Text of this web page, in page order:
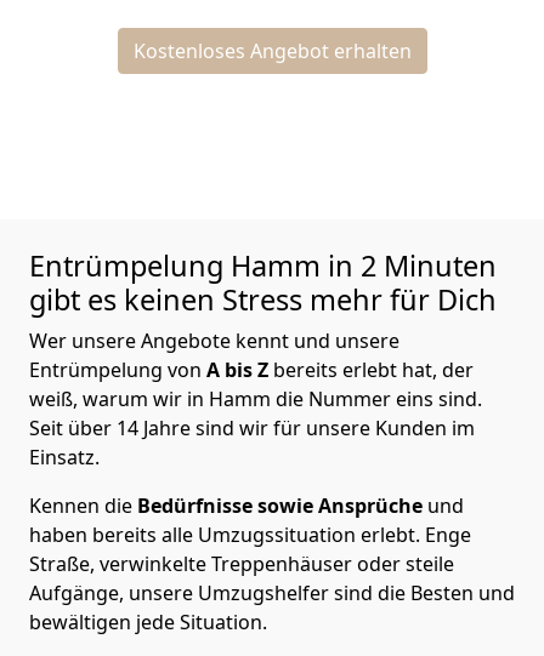
Kostenloses Angebot erhalten
Entrümpelung Hamm in 2 Minuten
gibt es keinen Stress mehr für Dich
Wer unsere Angebote kennt und unsere
Entrümpelung von A bis Z bereits erlebt hat, der
weiß, warum wir in Hamm die Nummer eins sind.
Seit über 14 Jahre sind wir für unsere Kunden im
Einsatz.
Kennen die Bedürfnisse sowie Ansprüche und
haben bereits alle Umzugssituation erlebt. Enge
Straße, verwinkelte Treppenhäuser oder steile
Aufgänge, unsere Umzugshelfer sind die Besten und
bewältigen jede Situation.